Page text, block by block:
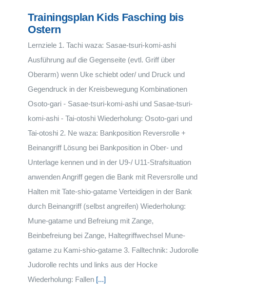
Trainingsplan Kids Fasching bis
Ostern
Lernziele 1. Tachi waza: Sasae-tsuri-komi-ashi
Ausführung auf die Gegenseite (evtl. Griff über
Oberarm) wenn Uke schiebt oder/ und Druck und
Gegendruck in der Kreisbewegung Kombinationen
Osoto-gari - Sasae-tsuri-komi-ashi und Sasae-tsuri-
komi-ashi - Tai-otoshi Wiederholung: Osoto-gari und
Tai-otoshi 2. Ne waza: Bankposition Reversrolle +
Beinangriff Lösung bei Bankposition in Ober- und
Unterlage kennen und in der U9-/ U11-Strafsituation
anwenden Angriff gegen die Bank mit Reversrolle und
Halten mit Tate-shio-gatame Verteidigen in der Bank
durch Beinangriff (selbst angreifen) Wiederholung:
Mune-gatame und Befreiung mit Zange,
Beinbefreiung bei Zange, Haltegriffwechsel Mune-
gatame zu Kami-shio-gatame 3. Falltechnik: Judorolle
Judorolle rechts und links aus der Hocke
Wiederholung: Fallen [...]